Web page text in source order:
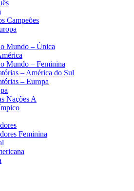
Campeões
Mundo – Única
Mundo – Feminina
– América do Sul
– Europa
Nações A
Feminina